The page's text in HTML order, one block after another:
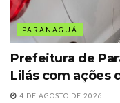
PARANAGUÁ
Prefeitura de
Lilás com ações
4 DE AGOSTO DE 2026